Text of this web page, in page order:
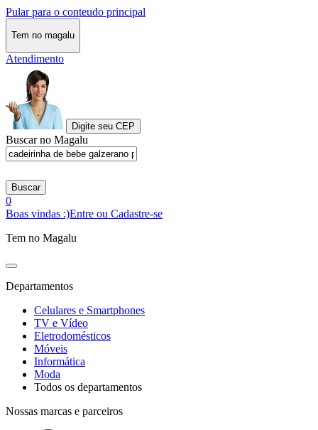
Pular para o conteudo principal
Tem no magalu
Atendimento
Digite seu CEP
Buscar no Magalu
Buscar
0
Boas vindas :)Entre ou Cadastre-se
Tem no Magalu
Departamentos
Celulares e Smartphones
TV e Vídeo
Eletrodomésticos
Móveis
Informática
Moda
Todos os departamentos
Nossas marcas e parceiros